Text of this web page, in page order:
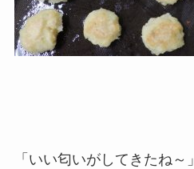
「いい匂いがしてきたね～」